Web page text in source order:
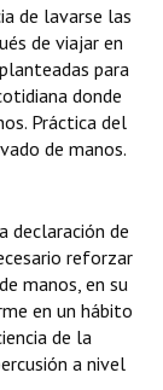
de lavarse las
de viajar en
para
donde
Práctica del
de manos.
declaración de
reforzar
manos, en su
en un hábito
de la
a nivel